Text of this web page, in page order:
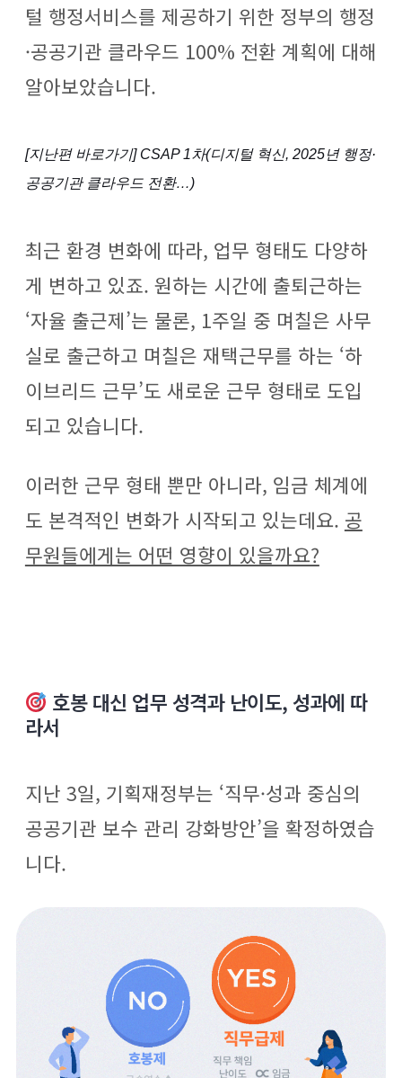
털 행정서비스를 제공하기 위한 정부의 행정
·공공기관 클라우드 100% 전환 계획에 대해
알아보았습니다.
[지난편 바로가기] CSAP 1차(디지털 혁신, 2025년 행정·
공공기관 클라우드 전환…)
최근 환경 변화에 따라, 업무 형태도 다양하
게 변하고 있죠. 원하는 시간에 출퇴근하는
‘자율 출근제’는 물론, 1주일 중 며칠은 사무
실로 출근하고 며칠은 재택근무를 하는 ‘하
이브리드 근무’도 새로운 근무 형태로 도입
되고 있습니다.
이러한 근무 형태 뿐만 아니라, 임금 체계에
도 본격적인 변화가 시작되고 있는데요. 공
무원들에게는 어떤 영향이 있을까요?
호봉 대신 업무 성격과 난이도, 성과에 따
라서
지난 3일, 기획재정부는 ‘직무·성과 중심의
공공기관 보수 관리 강화방안’을 확정하였습
니다.